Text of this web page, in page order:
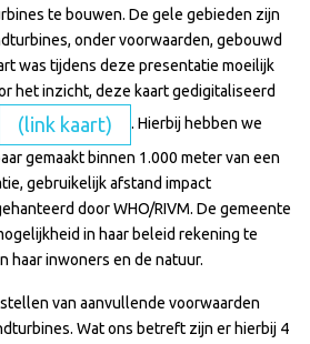
te bouwen. De gele gebieden zijn
onder voorwaarden, gebouwd
was tijdens deze presentatie moeilijk
het inzicht, deze kaart gedigitaliseerd
(link kaart)
. Hierbij hebben we
gemaakt binnen 1.000 meter van een
gebruikelijk afstand impact
door WHO/RIVM. De gemeente
in haar beleid rekening te
haar inwoners en de natuur.
van aanvullende voorwaarden
Wat ons betreft zijn er hierbij 4